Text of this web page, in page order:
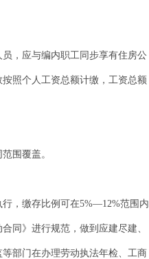
，应与编内职工同步享有住房公
照个人工资总额计缴，工资总额
围覆盖。
，缴存比例可在5%—12%范围内
同》进行规范，做到应建尽建、
部门在办理劳动执法年检、工商